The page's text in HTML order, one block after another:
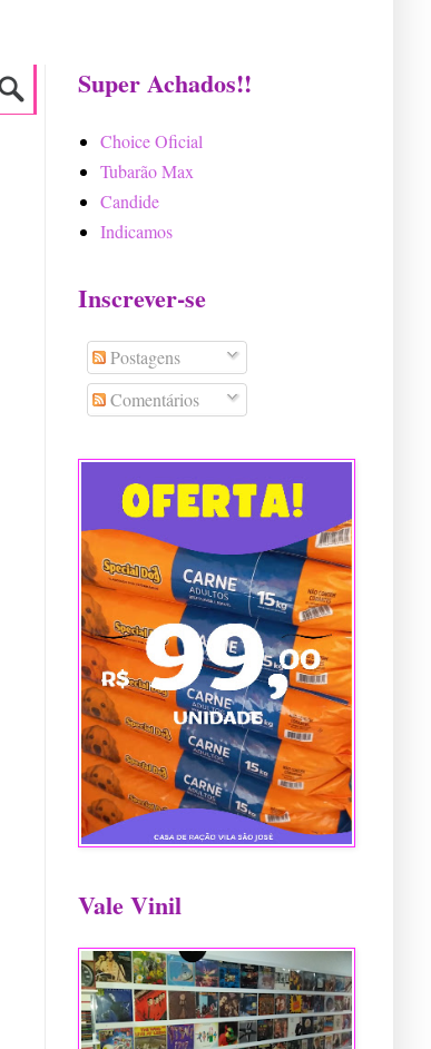
Super Achados!!
Choice Oficial
Tubarão Max
Candide
Indicamos
Inscrever-se
Postagens
Comentários
Vale Vinil